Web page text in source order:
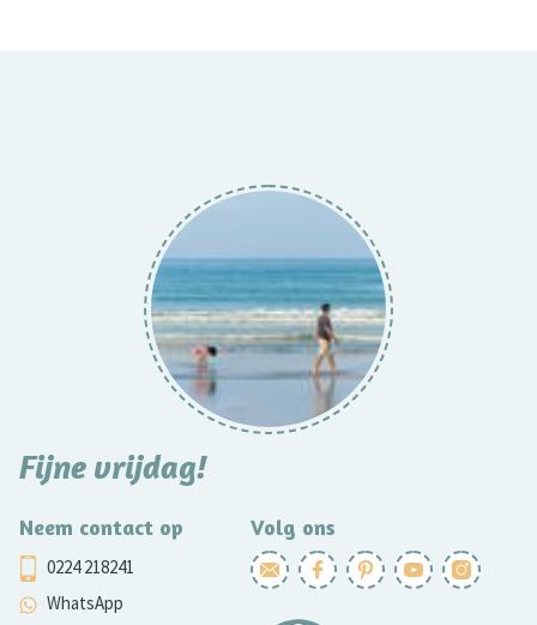
Fijne vrijdag!
Neem contact op
0224 218241
WhatsApp
Volg ons